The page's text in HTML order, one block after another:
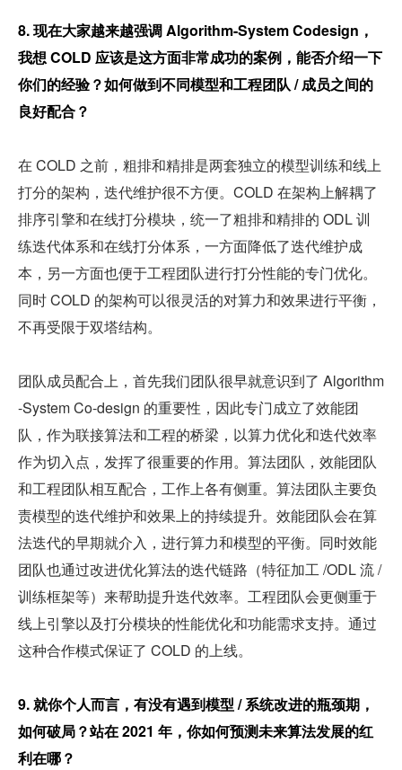
8. 现在大家越来越强调 Algorithm-System Codesign，
我想 COLD 应该是这方面非常成功的案例，能否介绍一下
你们的经验？如何做到不同模型和工程团队 / 成员之间的
良好配合？
在 COLD 之前，粗排和精排是两套独立的模型训练和线上
打分的架构，迭代维护很不方便。COLD 在架构上解耦了
排序引擎和在线打分模块，统一了粗排和精排的 ODL 训
练迭代体系和在线打分体系，一方面降低了迭代维护成
本，另一方面也便于工程团队进行打分性能的专门优化。
同时 COLD 的架构可以很灵活的对算力和效果进行平衡，
不再受限于双塔结构。
团队成员配合上，首先我们团队很早就意识到了 Algorithm
-System Co-design 的重要性，因此专门成立了效能团
队，作为联接算法和工程的桥梁，以算力优化和迭代效率
作为切入点，发挥了很重要的作用。算法团队，效能团队
和工程团队相互配合，工作上各有侧重。算法团队主要负
责模型的迭代维护和效果上的持续提升。效能团队会在算
法迭代的早期就介入，进行算力和模型的平衡。同时效能
团队也通过改进优化算法的迭代链路（特征加工 /ODL 流 /
训练框架等）来帮助提升迭代效率。工程团队会更侧重于
线上引擎以及打分模块的性能优化和功能需求支持。通过
这种合作模式保证了 COLD 的上线。
9. 就你个人而言，有没有遇到模型 / 系统改进的瓶颈期，
如何破局？站在 2021 年，你如何预测未来算法发展的红
利在哪？